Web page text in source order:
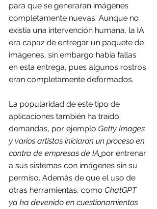
para que se generaran imágenes
completamente nuevas. Aunque no
existía una intervención humana, la IA
era capaz de entregar un paquete de
imágenes, sin embargo había fallas
en esta entrega, pues algunos rostros
eran completamente deformados.
La popularidad de este tipo de
aplicaciones también ha traído
demandas, por ejemplo Getty Images
y varios artistas iniciaron un proceso en
contra de empresas de IA por entrenar
a sus sistemas con imágenes sin su
permiso. Además de que el uso de
otras herramientas, como ChatGPT
ya ha devenido en cuestionamientos